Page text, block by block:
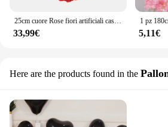
25cm cuore Rose fiori artificiali casa matrimonio Festival decorazione di nozze fai da te regali san valentino romantico rosa artificiale
33,99€ 5,11€
Here are the products found in the